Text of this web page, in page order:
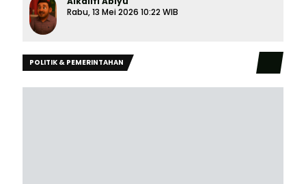
Rabu, 13 Mei 2026 10:22 WIB
POLITIK & PEMERINTAHAN